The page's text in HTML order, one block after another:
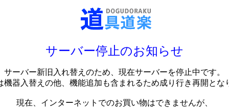
サーバー停止のお知らせ
サーバー新旧入れ替えのため、現在サーバーを停止中です。
機器入替えの他、機能追加も含まれるため成り行き再開とな
現在、インターネットでのお買い物はできませんが、